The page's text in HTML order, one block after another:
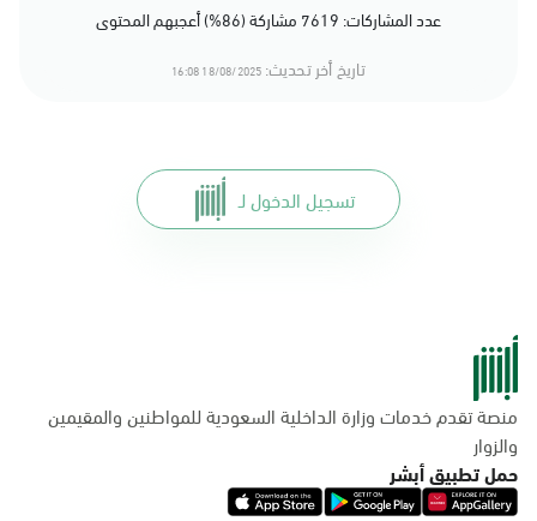
عدد المشاركات: 7619 مشاركة (86%) أعجبهم المحتوى
تاريخ أخر تحديث: 18/08/2025 16:08
تسجيل الدخول لـ
منصة تقدم خدمات وزارة الداخلية السعودية للمواطنين والمقيمين
والزوار
حمل تطبيق أبشر